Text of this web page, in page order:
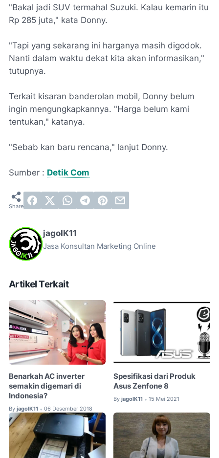
"Bakal jadi SUV termahal Suzuki. Kalau kemarin itu
Rp 285 juta," kata Donny.
"Tapi yang sekarang ini harganya masih digodok.
Nanti dalam waktu dekat kita akan informasikan,"
tutupnya.
Terkait kisaran banderolan mobil, Donny belum
ingin mengungkapkannya. "Harga belum kami
tentukan," katanya.
"Sebab kan baru rencana," lanjut Donny.
Sumber : Detik Com
jagoIK11
Jasa Konsultan Marketing Online
Artikel Terkait
Benarkah AC inverter
semakin digemari di
Indonesia?
By jagoIK11 • 06 Desember 2018
Spesifikasi dari Produk
Asus Zenfone 8
By jagoIK11 • 15 Mei 2021